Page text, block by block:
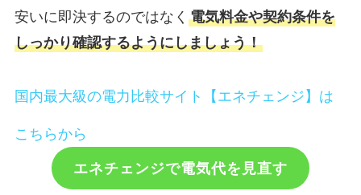
安いに即決するのではなく 電気料金や契約条件を
しっかり確認するようにしましょう！
国内最大級の電力比較サイト【エネチェンジ】は
こちらから
エネチェンジで電気代を見直す